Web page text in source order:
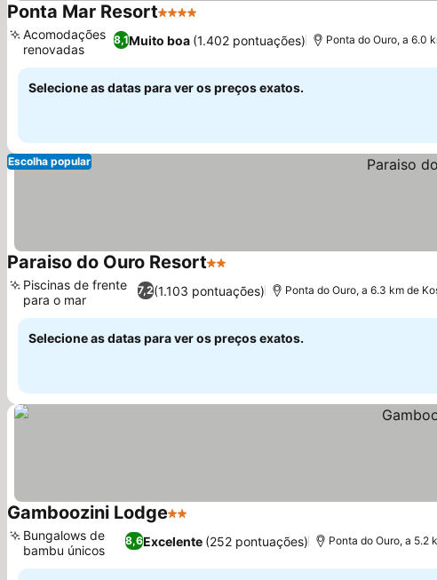
Ponta Mar Resort4 Estrelas
8,1Muito boa (1.402 pontuações)
Acomodações
renovadas
Ponta do Ouro, a 6.0
Selecione as datas para ver os preços exatos.
Escolha popular
Paraiso do Ouro Resort2 Estrelas
7,2(1.103 pontuações)
Piscinas de frente
para o mar
Ponta do Ouro, a 6.3 km de
Selecione as datas para ver os preços exatos.
Gamboozini Lodge2 Estrelas
8,6Excelente (252 pontuações)
Bungalows de
bambu únicos
Ponta do Ouro, a 5.2